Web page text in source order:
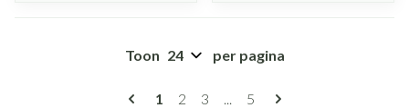
Pagina's
U lees momenteel pagina
1 Pagina
2 Pagina
3 ... Pagina
5
Toon per pagina